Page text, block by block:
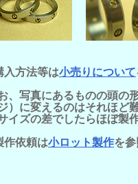
入方法等は小売りについて
、写真にあるものの頭の
）に変えるのはそれほど
イズの差でしたらほぼ製
作依頼は小ロット製作を参